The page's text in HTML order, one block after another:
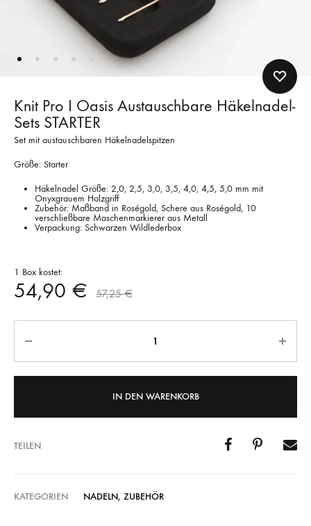
Knit Pro I Oasis Austauschbare Häkelnadel-
Sets STARTER
Set mit austauschbaren Häkelnadelspitzen
Größe: Starter
Häkelnadel Größe: 2,0, 2,5, 3,0, 3,5, 4,0, 4,5, 5,0 mm mit
Onyxgrauem Holzgriff
Zubehör: Maßband in Roségold, Schere aus Roségold, 10
verschließbare Maschenmarkierer aus Metall
Verpackung: Schwarzen Wildlederbox
1 Box kostet:
54,90 € 57,25€
IN DEN WARENKORB
TEILEN
KATEGORIEN NADELN, ZUBEHÖR